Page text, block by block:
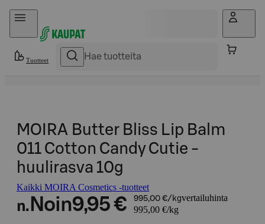
Hyppää sisältöön
Tuotteet
MOIRA Butter Bliss Lip Balm
011 Cotton Candy Cutie -
huulirasva 10g
Kaikki MOIRA Cosmetics -tuotteet
n. Noin9,95 € 995,00 €/kgvertailuhinta
995,00 €/kg